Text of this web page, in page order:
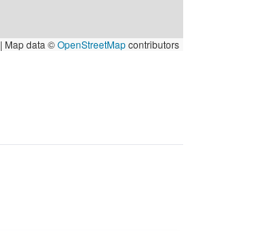
| Map data ©OpenStreetMapcontributors